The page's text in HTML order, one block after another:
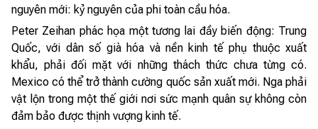
nguyên mới: kỷ nguyên của phi toàn cầu hóa.
Peter Zeihan phác họa một tương lai đầy biến động: Trung
Quốc, với dân số già hóa và nền kinh tế phụ thuộc xuất
khẩu, phải đối mặt với những thách thức chưa từng có.
Mexico có thể trở thành cường quốc sản xuất mới. Nga phải
vật lộn trong một thế giới nơi sức mạnh quân sự không còn
đảm bảo được thịnh vượng kinh tế.